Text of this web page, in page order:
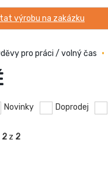
výrobu na zakázku
pro práci / volný čas
Novinky Doprodej
2 z 2